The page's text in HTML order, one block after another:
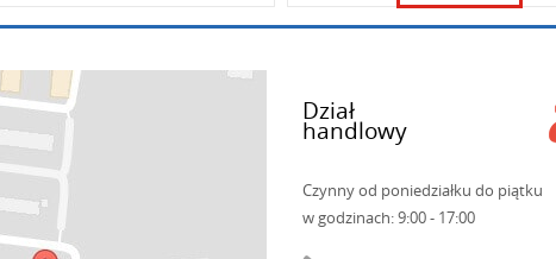
Dział
handlowy
Czynny od poniedziałku do piątku
w godzinach: 9:00 - 17:00